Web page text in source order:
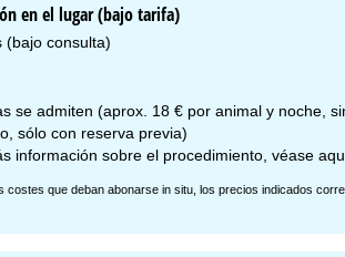
en el lugar (bajo tarifa)
(bajo consulta)
se admiten (aprox. 18 € por animal y noche,
sólo con reserva previa)
información sobre el procedimiento, véase
costes que deban abonarse in situ, los precios indicados